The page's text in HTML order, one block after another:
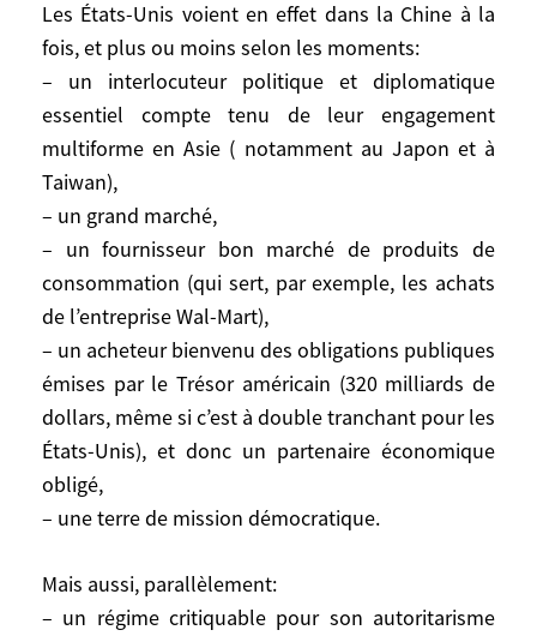
Les États-Unis voient en effet dans la Chine à la
fois, et plus ou moins selon les moments:
– un interlocuteur politique et diplomatique
essentiel compte tenu de leur engagement
multiforme en Asie ( notamment au Japon et à
Taiwan),
– un grand marché,
– un fournisseur bon marché de produits de
consommation (qui sert, par exemple, les achats
de l’entreprise Wal-Mart),
– un acheteur bienvenu des obligations publiques
émises par le Trésor américain (320 milliards de
dollars, même si c’est à double tranchant pour les
États-Unis), et donc un partenaire économique
obligé,
– une terre de mission démocratique.
Mais aussi, parallèlement:
– un régime critiquable pour son autoritarisme
Commençons par l’hyperpuissance
américaine. Comme le fait remarquer
Henry Kissinger, cinq Administrations
américaines, respectivement républicaines
et démocrates, ont mené, avec des
différences de style, une constante
politique de coopération dès 1979 et
durant vingt années envers la Chine. Par la
suite, après les événements de Tiananmen
en 1989 et aussi au fur et à mesure de
l’affirmation de la croissance chinoise, la
politique étrangère américaine, de plus en
plus dépendante – comme dans toutes les
sociétés modernes médiatisées – de la
politique intérieure et de l’opinion, a
vigilance, protection économique,
offensive démocratique, coopération